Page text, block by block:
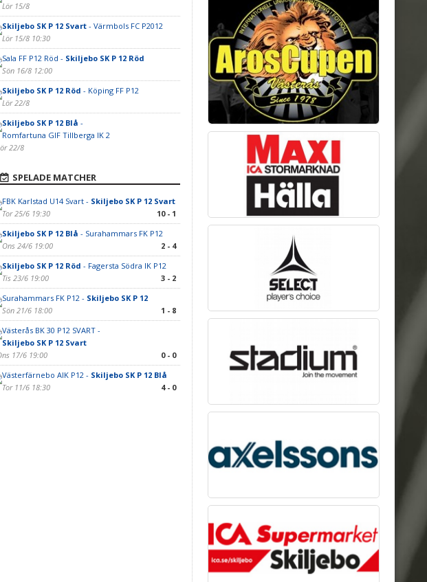
Lör 15/8
Skiljebo SK P 12 Svart- Värmbols FC P2012
Lör 15/8 10:30
Sala FF P12 Röd - Skiljebo SK P 12 Röd
Sön 16/8 12:00
Skiljebo SK P 12 Röd - Köping FF P12
Lör 22/8
Skiljebo SK P 12 Blå -
Romfartuna GIF Tillberga IK 2
22/8
SPELADE MATCHER
FBK Karlstad U14 Svart - Skiljebo SK P 12 Svart
Tor 25/6 19:30
10 - 1
Skiljebo SK P 12 Blå - Surahammars FK P12
Ons 24/6 19:00
2 - 4
Skiljebo SK P 12 Röd - Fagersta Södra IK P12
Tis 23/6 19:00
3 - 2
Surahammars FK P12 - Skiljebo SK P 12
Sön 21/6 18:00
1 - 8
Västerås BK 30 P12 SVART -
Skiljebo SK P 12 Svart
17/6 19:00
0 - 0
Västerfärnebo AIK P12 - Skiljebo SK P 12 Blå
Tor 11/6 18:30
4 - 0